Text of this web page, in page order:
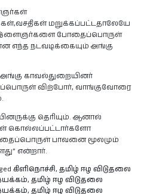
மறுக்கப்பட்டதாலேயே
இளைஞர்களை போதைப்பொருள்
எந்த நடவடிக்கையும் அங்கு
காவல்துறையினர்
விற்போர், வாங்குவோரை
தெரியும். ஆனால்
கொல்லப்பட்டார்களோ
பாவனை மூலமும்
என்றார்.
கிளிநொச்சி, தமிழ் ஈழ விடுதலை
, தமிழ் ஈழ விடுதலை
, தமிழ் ஈழ விடுதலை